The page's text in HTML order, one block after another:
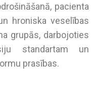
pacienta
hroniska veselības
grupās, darbojoties
standartam un
prasības.